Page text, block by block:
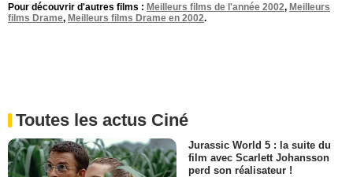
Pour découvrir d'autres films : Meilleurs films de l'année 2002, Meilleurs
films Drame, Meilleurs films Drame en 2002.
Toutes les actus Ciné
Jurassic World 5 : la suite du
film avec Scarlett Johansson
perd son réalisateur !